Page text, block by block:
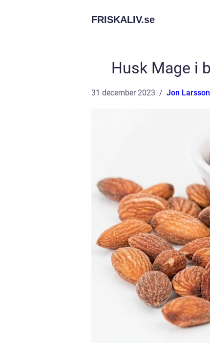
FRISKALIV.se
Husk Mage i
31 december 2023 Jon Larsson